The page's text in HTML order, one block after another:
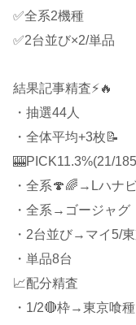
✅全系2機種
✅2台並び×2/単品
結果記事精査⚡🔥
・抽選44人
・全体平均+3枚📝
🎰PICK11.3%(21/
・全系🍄🌈→Lハナ
・全系→ゴージャグ
・2台並び→マイ5/
・単品8台
📈配分精査
・1/2🔴枠→東京喰種